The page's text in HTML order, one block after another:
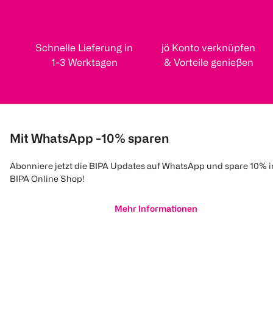
Schnelle Lieferung in
1-3 Werktagen
jö Konto verknüpfen
& Vorteile genießen
Mit WhatsApp -10% sparen
Abonniere jetzt die BIPA Updates auf WhatsApp und spare 10%
BIPA Online Shop!
Mehr Informationen